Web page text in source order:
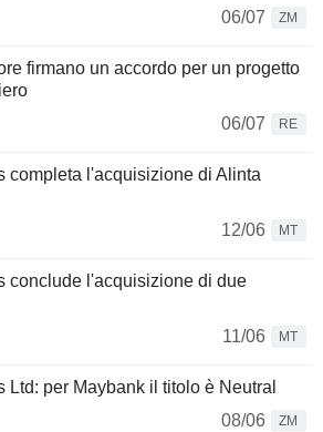
06/07
ZM
firmano un accordo per un progetto
06/07
RE
completa l'acquisizione di Alinta
12/06
MT
conclude l'acquisizione di due
11/06
MT
Ltd: per Maybank il titolo è Neutral
08/06
ZM